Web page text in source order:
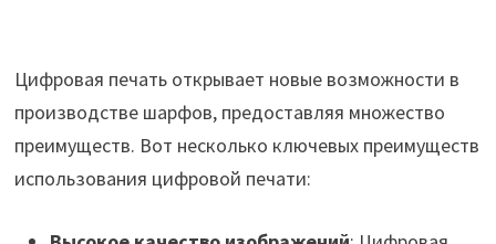
Цифровая печать открывает новые возможности в
производстве шарфов, предоставляя множество
преимуществ. Вот несколько ключевых преимуществ
использования цифровой печати: